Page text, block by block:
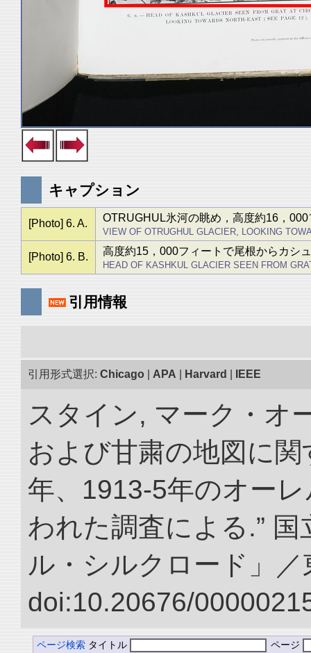
キャプション
[Photo] 6. A. OTRUGHUL氷河の眺め，高度約16，
VIEW OF OTRUGHUL GLACIER, LOOKING
[Photo] 6. B. 高度約15，000フィートで尾根からカシ
HEAD OF KASHKUL GLACIER SEEN FROM
引用情報
引用形式選択: Chicago APA Harvard IEEE
スタイン, マーク・オ
および甘粛の地図に
年、1913-5年のオー
われた調査による.”
ル・シルクロード」／
doi:10.20676/
ページ検索 タイトル ページ